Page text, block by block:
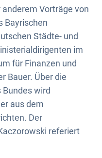
Vorträge von
Bayrischen
Städte- und
im
für Finanzen und
Bauer. Über die
wird
aus dem
Der
referiert